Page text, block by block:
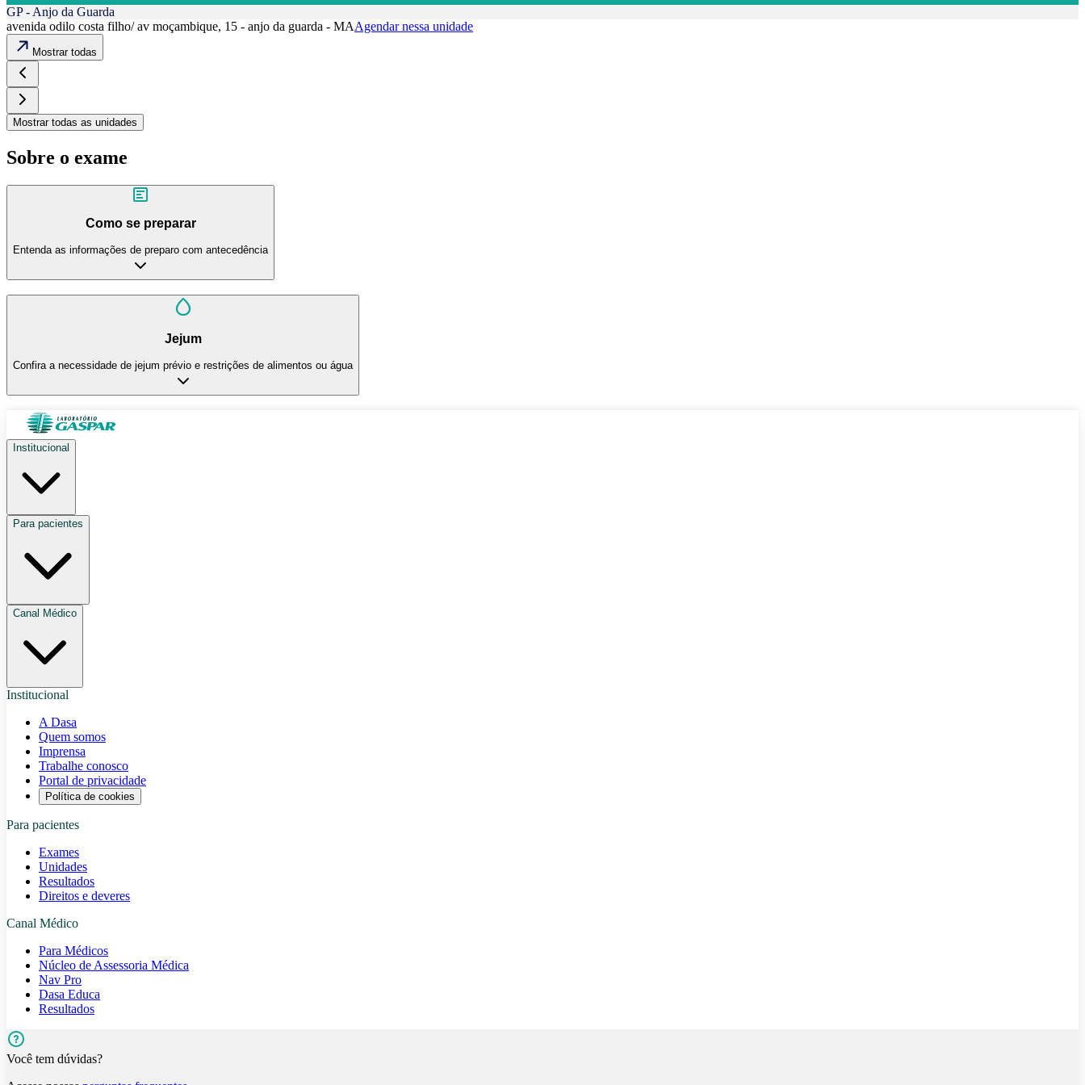
GP - Anjo da Guarda
avenida odilo costa filho/ av moçambique, 15 - anjo da guarda - MAAgendar nessa unidade
Mostrar todas
Mostrar todas as unidades
Sobre o exame
Como se preparar
Entenda as informações de preparo com antecedência
Jejum
Confira a necessidade de jejum prévio e restrições de alimentos ou água
Institucional
Para pacientes
Canal Médico
Institucional
A Dasa
Quem somos
Imprensa
Trabalhe conosco
Portal de privacidade
Política de cookies
Para pacientes
Exames
Unidades
Resultados
Direitos e deveres
Canal Médico
Para Médicos
Núcleo de Assessoria Médica
Nav Pro
Dasa Educa
Resultados
Você tem dúvidas?